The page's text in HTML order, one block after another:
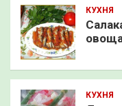
КУХНЯ
КУХНЯ